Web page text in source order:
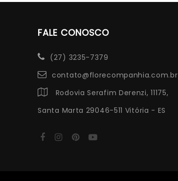
FALE CONOSCO
(27) 3235-7379
contato@florecompanhia.com.br
Rodovia Serafim Derenzi, 11175,
Santa Marta 29046-511 Vitória - ES